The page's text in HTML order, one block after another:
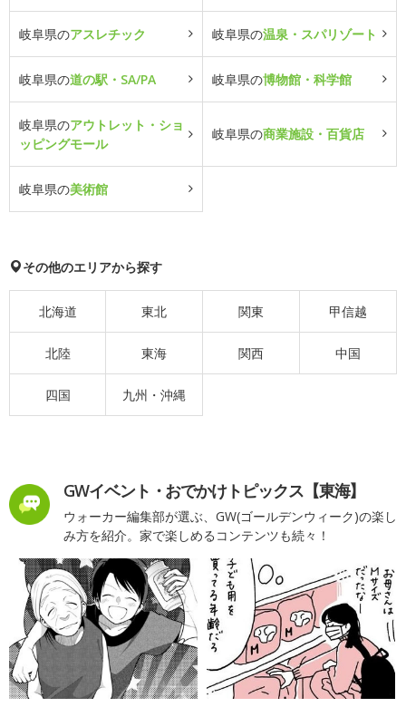
岐阜県のアスレチック 岐阜県の温泉・スパリゾート
岐阜県の道の駅・SA/PA 岐阜県の博物館・科学館
岐阜県のアウトレット・ショ
ッピングモール
岐阜県の商業施設・百貨店
岐阜県の美術館
その他のエリアから探す
北海道 東北 関東 甲信越
北陸 東海 関西 中国
四国 九州・沖縄
GWイベント・おでかけトピックス【東海】
ウォーカー編集部が選ぶ、GW(ゴールデンウィーク)の楽し
み方を紹介。家で楽しめるコンテンツも続々！